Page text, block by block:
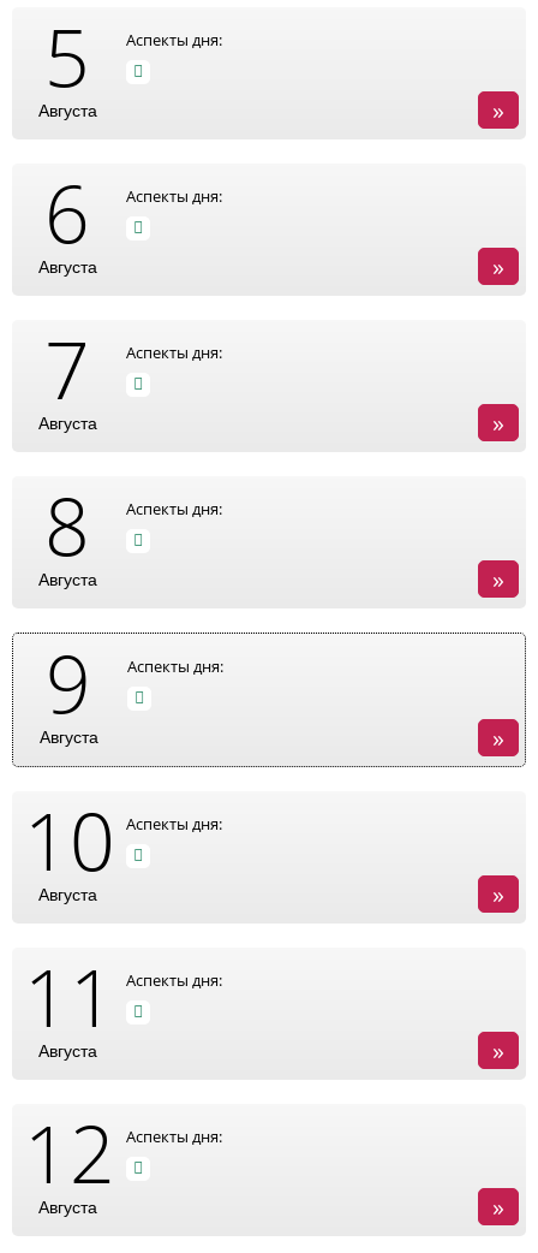
5
Августа
Аспекты дня:
»
6
Августа
Аспекты дня:
»
7
Августа
Аспекты дня:
»
8
Августа
Аспекты дня:
»
9
Августа
Аспекты дня:
»
10
Августа
Аспекты дня:
»
11
Августа
Аспекты дня:
»
12
Августа
Аспекты дня:
»